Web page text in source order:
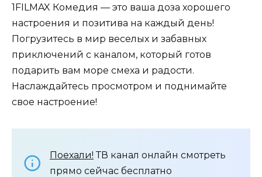
1FILMAX Комедия — это ваша доза хорошего
настроения и позитива на каждый день!
Погрузитесь в мир веселых и забавных
приключений с каналом, который готов
подарить вам море смеха и радости.
Наслаждайтесь просмотром и поднимайте
свое настроение!
Поехали! ТВ канал онлайн смотреть
прямо сейчас бесплатно